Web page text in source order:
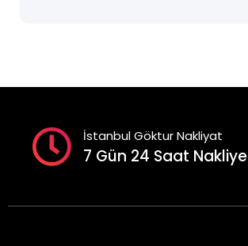
İstanbul Göktur Nakliyat
7 Gün 24 Saat Nakliye